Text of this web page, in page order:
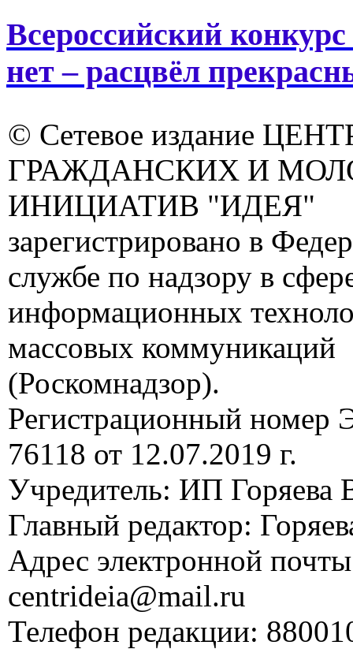
Всероссийский
нет – расцвёл
© Сетевое издание
ГРАЖДАНСКИХ И
ИНИЦИАТИВ "ИДЕЯ"
зарегистрировано в
службе по надзору в
информационных
массовых коммуникаций
(Роскомнадзор).
Регистрационный
76118 от 12.07.2019 г.
Учредитель: ИП Горяева
Главный редактор:
Адрес электронной
centrideia@mail.ru
Телефон редакции: